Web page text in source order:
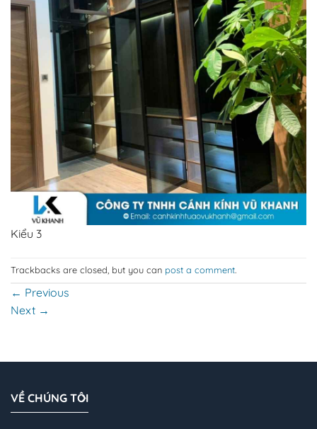
Kiểu 3
Trackbacks are closed, but you can post a comment.
← Previous
Next →
VỀ CHÚNG TÔI